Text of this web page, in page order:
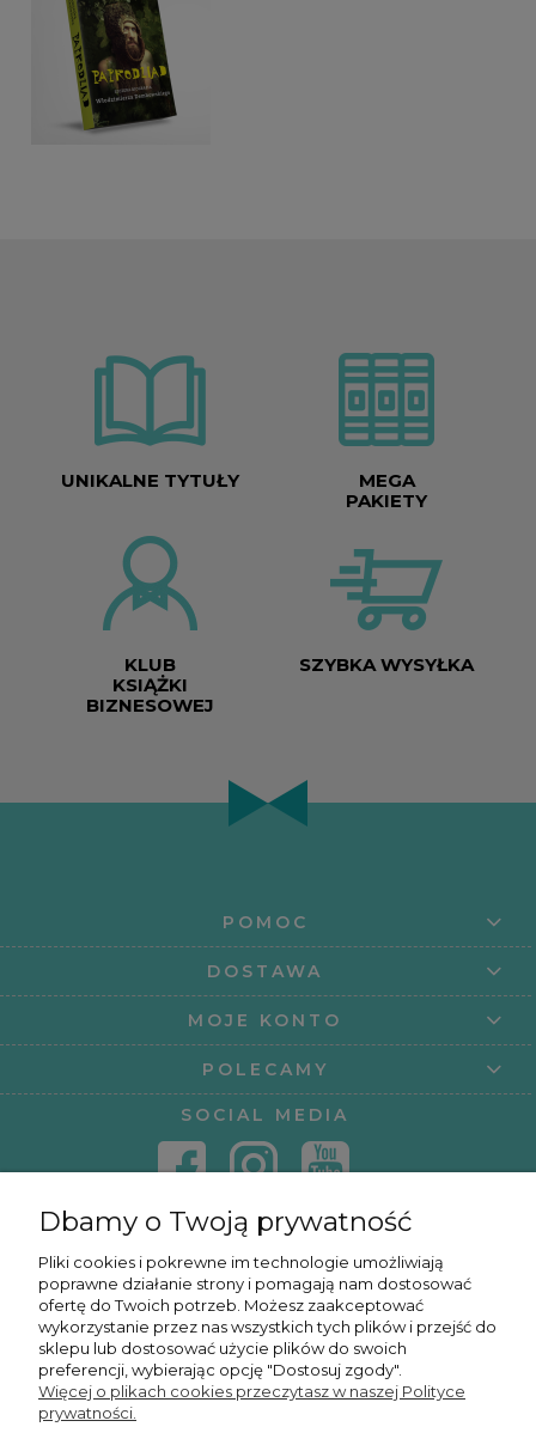
UNIKALNE TYTUŁY
MEGA
PAKIETY
KLUB
KSIĄŻKI
BIZNESOWEJ
SZYBKA WYSYŁKA
POMOC
DOSTAWA
MOJE KONTO
POLECAMY
SOCIAL MEDIA
KURSY ONLINE
OSMPOWER SP. Z O.O.
Dbamy o Twoją prywatność
Pliki cookies i pokrewne im technologie umożliwiają
poprawne działanie strony i pomagają nam dostosować
ofertę do Twoich potrzeb. Możesz zaakceptować
wykorzystanie przez nas wszystkich tych plików i przejść do
sklepu lub dostosować użycie plików do swoich
preferencji, wybierając opcję "Dostosuj zgody".
Więcej o plikach cookies przeczytasz w naszej Polityce
prywatności.